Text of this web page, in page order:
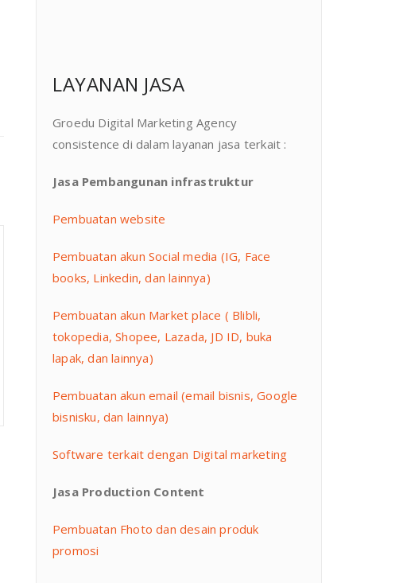
LAYANAN JASA
Groedu Digital Marketing Agency
consistence di dalam layanan jasa terkait :
Jasa Pembangunan infrastruktur
Pembuatan website
Pembuatan akun Social media (IG, Face
books, Linkedin, dan lainnya)
Pembuatan akun Market place ( Blibli,
tokopedia, Shopee, Lazada, JD ID, buka
lapak, dan lainnya)
Pembuatan akun email (email bisnis, Google
bisnisku, dan lainnya)
Software terkait dengan Digital marketing
Jasa Production Content
Pembuatan Fhoto dan desain produk
promosi